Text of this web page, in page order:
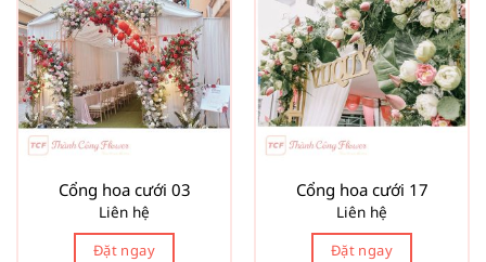
Cổng hoa cưới 03
Liên hệ
Đặt ngay
Cổng hoa cưới 17
Liên hệ
Đặt ngay